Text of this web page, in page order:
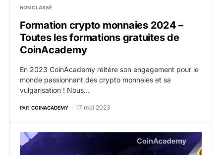
NON CLASSÉ
Formation crypto monnaies 2024 –
Toutes les formations gratuites de
CoinAcademy
En 2023 CoinAcademy réitère son engagement pour le
monde passionnant des crypto monnaies et sa
vulgarisation ! Nous…
PAR COINACADEMY 17 mai 2023
9. Obtenir votre certificat de réussite